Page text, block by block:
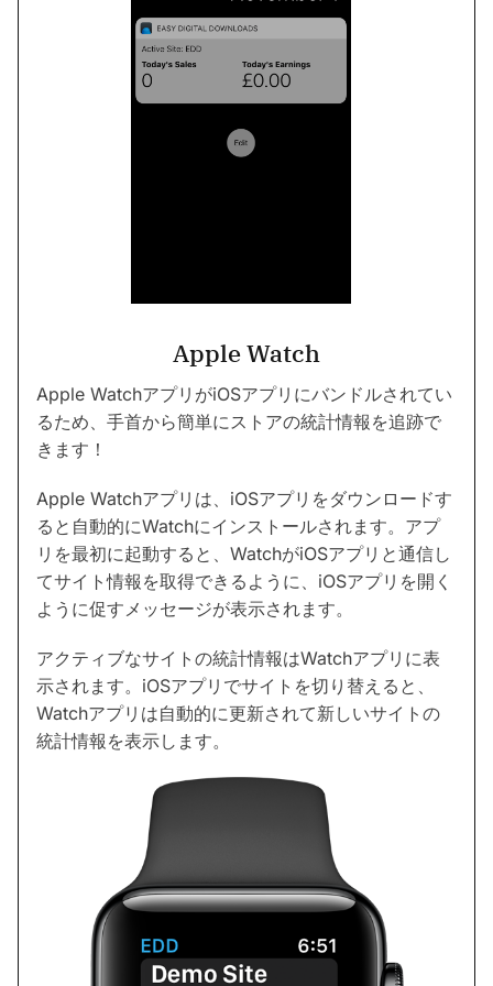
Apple Watch
Apple WatchアプリがiOSアプリにバンドルされてい
るため、手首から簡単にストアの統計情報を追跡で
きます！
Apple Watchアプリは、iOSアプリをダウンロードす
ると自動的にWatchにインストールされます。アプ
リを最初に起動すると、WatchがiOSアプリと通信し
てサイト情報を取得できるように、iOSアプリを開く
ように促すメッセージが表示されます。
アクティブなサイトの統計情報はWatchアプリに表
示されます。iOSアプリでサイトを切り替えると、
Watchアプリは自動的に更新されて新しいサイトの
統計情報を表示します。